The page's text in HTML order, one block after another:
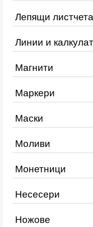
Лепящи листчета
Линии и
Магнити
Маркери
Маски
Моливи
Монетници
Несесери
Ножове